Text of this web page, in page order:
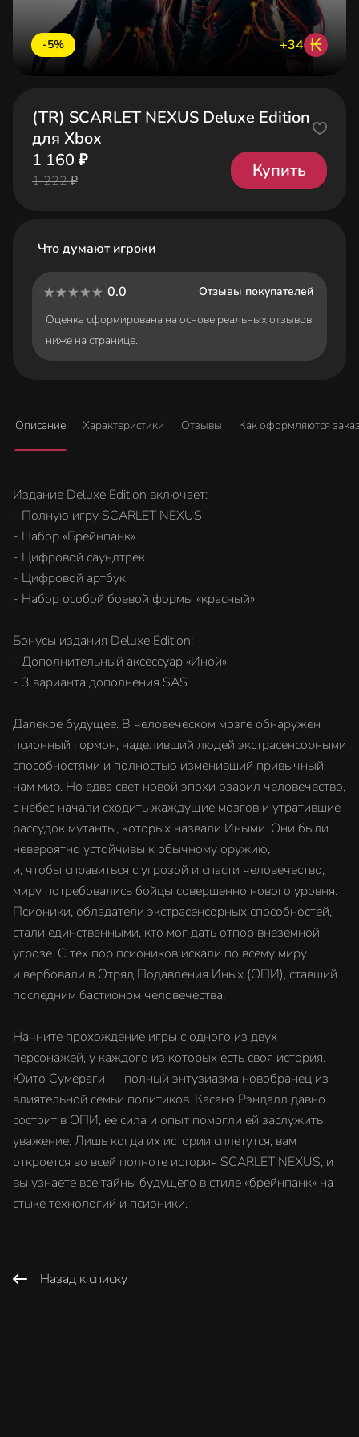
-5% +34 ₭
(TR) SCARLET NEXUS Deluxe Edition
для Xbox
1 160 ₽
1 222 ₽
Купить
Что думают игроки
0.0
Отзывы покупателей
Оценка сформирована на основе реальных отзывов
ниже на странице.
Описание Характеристики Отзывы Как оформляются
Издание Deluxe Edition включает:
- Полную игру SCARLET NEXUS
- Набор «Брейнпанк»
- Цифровой саундтрек
- Цифровой артбук
- Набор особой боевой формы «красный»
Бонусы издания Deluxe Edition:
- Дополнительный аксессуар «Иной»
- 3 варианта дополнения SAS
Далекое будущее. В человеческом мозге обнаружен
псионный гормон, наделивший людей экстрасенсорными
способностями и полностью изменивший привычный
нам мир. Но едва свет новой эпохи озарил человечество,
с небес начали сходить жаждущие мозгов и утратившие
рассудок мутанты, которых назвали Иными. Они были
невероятно устойчивы к обычному оружию,
и, чтобы справиться с угрозой и спасти человечество,
миру потребовались бойцы совершенно нового уровня.
Псионики, обладатели экстрасенсорных способностей,
стали единственными, кто мог дать отпор внеземной
угрозе. С тех пор псиоников искали по всему миру
и вербовали в Отряд Подавления Иных (ОПИ), ставший
последним бастионом человечества.
Начните прохождение игры с одного из двух
персонажей, у каждого из которых есть своя история.
Юито Сумераги — полный энтузиазма новобранец из
влиятельной семьи политиков. Касанэ Рэндалл давно
состоит в ОПИ, ее сила и опыт помогли ей заслужить
уважение. Лишь когда их истории сплетутся, вам
откроется во всей полноте история SCARLET NEXUS, и
вы узнаете все тайны будущего в стиле «брейнпанк» на
стыке технологий и псионики.
Назад к списку